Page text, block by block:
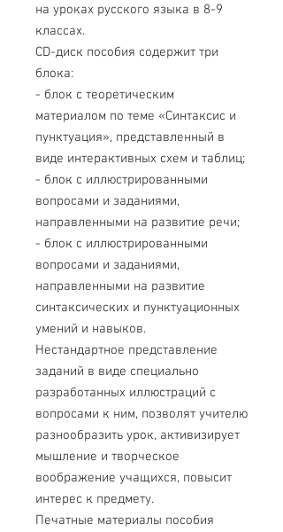
на уроках русского языка в 8-9
классах.
CD-диск пособия содержит три
блока:
- блок с теоретическим
материалом по теме «Синтаксис и
пунктуация», представленный в
виде интерактивных схем и таблиц;
- блок с иллюстрированными
вопросами и заданиями,
направленными на развитие речи;
- блок с иллюстрированными
вопросами и заданиями,
направленными на развитие
синтаксических и пунктуационных
умений и навыков.
Нестандартное представление
заданий в виде специально
разработанных иллюстраций с
вопросами к ним, позволят учителю
разнообразить урок, активизирует
мышление и творческое
воображение учащихся, повысит
интерес к предмету.
Печатные материалы пособия